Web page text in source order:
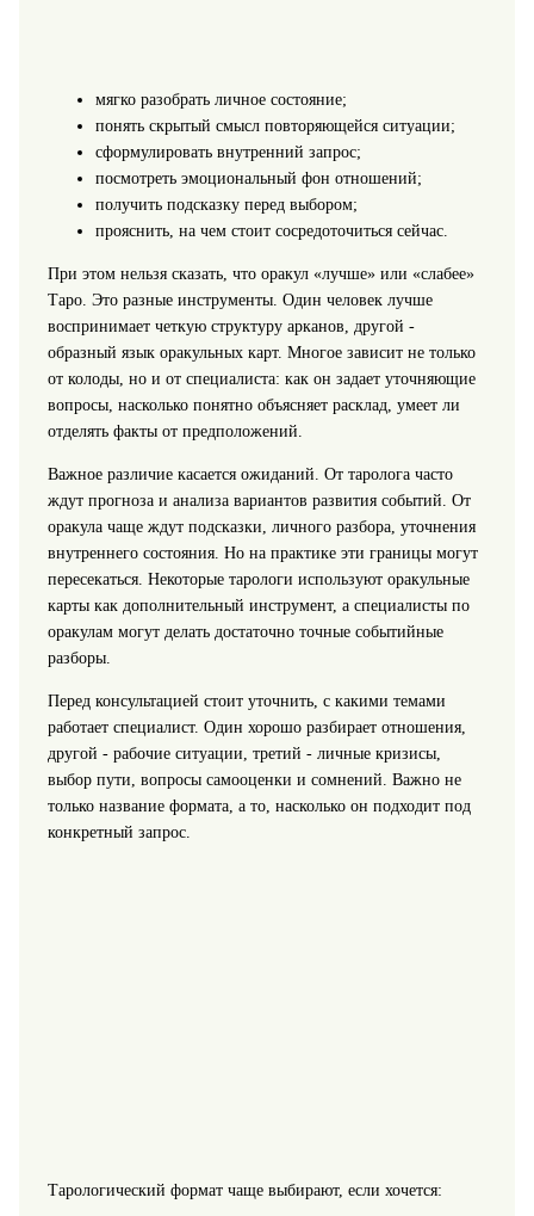
мягко разобрать личное состояние;
понять скрытый смысл повторяющейся ситуации;
сформулировать внутренний запрос;
посмотреть эмоциональный фон отношений;
получить подсказку перед выбором;
прояснить, на чем стоит сосредоточиться сейчас.
При этом нельзя сказать, что оракул «лучше» или «слабее»
Таро. Это разные инструменты. Один человек лучше
воспринимает четкую структуру арканов, другой -
образный язык оракульных карт. Многое зависит не только
от колоды, но и от специалиста: как он задает уточняющие
вопросы, насколько понятно объясняет расклад, умеет ли
отделять факты от предположений.
Важное различие касается ожиданий. От таролога часто
ждут прогноза и анализа вариантов развития событий. От
оракула чаще ждут подсказки, личного разбора, уточнения
внутреннего состояния. Но на практике эти границы могут
пересекаться. Некоторые тарологи используют оракульные
карты как дополнительный инструмент, а специалисты по
оракулам могут делать достаточно точные событийные
разборы.
Перед консультацией стоит уточнить, с какими темами
работает специалист. Один хорошо разбирает отношения,
другой - рабочие ситуации, третий - личные кризисы,
выбор пути, вопросы самооценки и сомнений. Важно не
только название формата, а то, насколько он подходит под
конкретный запрос.
Тарологический формат чаще выбирают, если хочется: